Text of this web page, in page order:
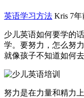
英语学习方法 Kris 7年
少儿英语如何要学的
学。要努力，怎么努
就像孩子不知道如何
努力是在力量和精力